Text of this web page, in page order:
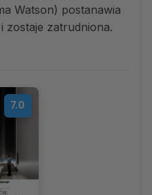
Watson) postanawia
zostaje zatrudniona.
7.0